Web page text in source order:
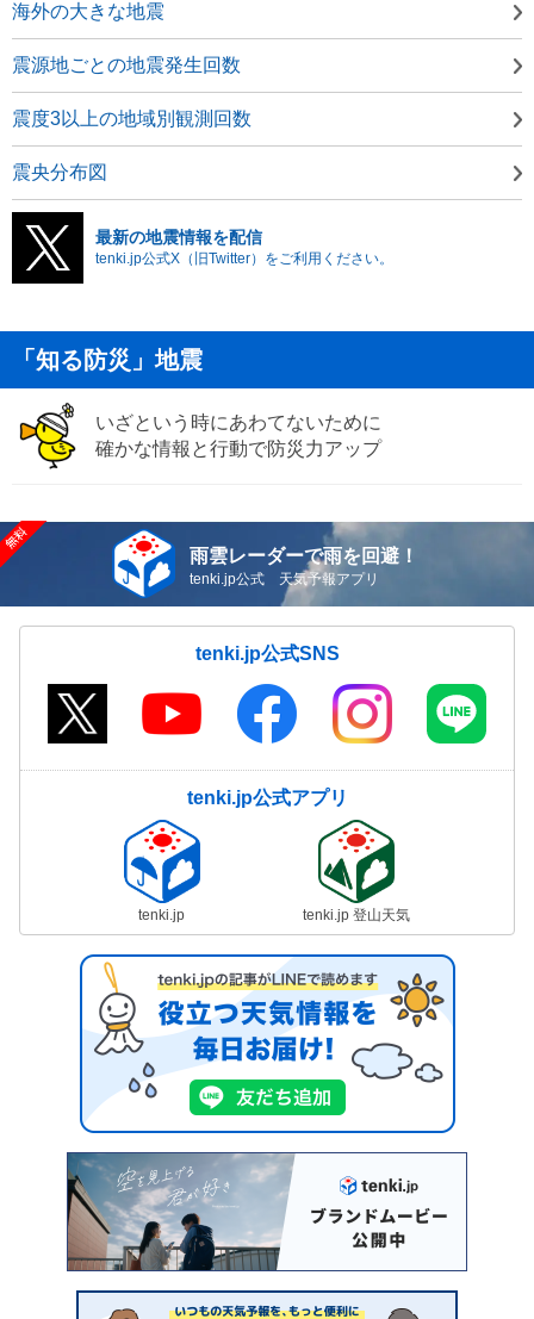
海外の大きな地震
震源地ごとの地震発生回数
震度3以上の地域別観測回数
震央分布図
最新の地震情報を配信
tenki.jp公式X（旧Twitter）をご利用ください。
「知る防災」地震
いざという時にあわてないために
確かな情報と行動で防災力アップ
雨雲レーダーで雨を回避！
tenki.jp公式 天気予報アプリ
tenki.jp公式SNS
tenki.jp公式アプリ
tenki.jp tenki.jp 登山天気